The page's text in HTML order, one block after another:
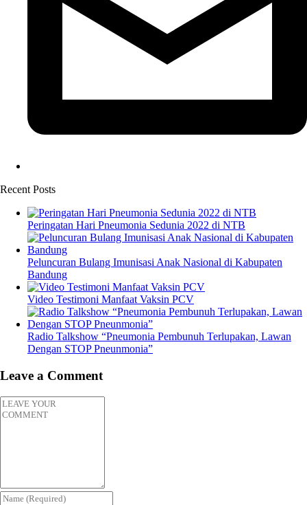
Recent Posts
Peringatan Hari Pneumonia Sedunia 2022 di NTB
Peluncuran Bulang Imunisasi Anak Nasional di Kabupaten
Bandung
Video Testimoni Manfaat Vaksin PCV
Radio Talkshow “Pneumonia Pembunuh Terlupakan, Lawan
Dengan STOP Pneunmonia”
Leave a Comment